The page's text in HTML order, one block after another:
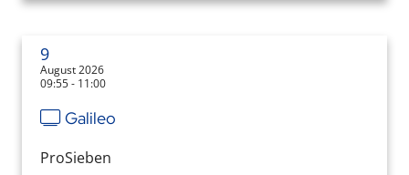
9
August 2026
09:55 - 11:00
Galileo
ProSieben